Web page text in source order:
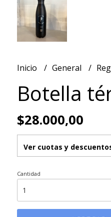
Inicio General
Botella
$28.000,00
Ver cuotas y
Cantidad